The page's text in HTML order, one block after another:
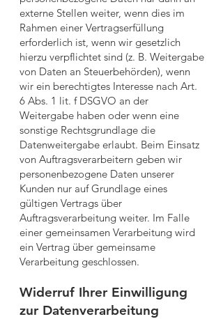
externe Stellen weiter, wenn dies im
Rahmen einer Vertragserfüllung
erforderlich ist, wenn wir gesetzlich
hierzu verpflichtet sind (z. B. Weitergabe
von Daten an Steuerbehörden), wenn
wir ein berechtigtes Interesse nach Art.
6 Abs. 1 lit. f DSGVO an der
Weitergabe haben oder wenn eine
sonstige Rechtsgrundlage die
Datenweitergabe erlaubt. Beim Einsatz
von Auftragsverarbeitern geben wir
personenbezogene Daten unserer
Kunden nur auf Grundlage eines
gültigen Vertrags über
Auftragsverarbeitung weiter. Im Falle
einer gemeinsamen Verarbeitung wird
ein Vertrag über gemeinsame
Verarbeitung geschlossen.
Widerruf Ihrer Einwilligung
zur Datenverarbeitung